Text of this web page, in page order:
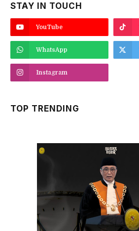
STAY IN TOUCH
YouTube
WhatsApp
Instagram
TOP TRENDING